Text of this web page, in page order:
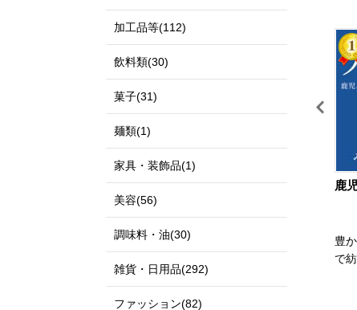
私たちのまち北栄町は、鳥
口約14,000人の町です。
12
島根県 出雲市
出雲市は、「神話の國出
とともに、出雲大社、荒神
鹿
豊
で
加工品等(112)
飲料類(30)
菓子(31)
麺類(1)
家具・装飾品(1)
美容(56)
調味料・油(30)
雑貨・日用品(292)
ファッション(82)